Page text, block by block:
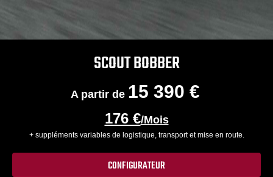
SCOUT BOBBER
A partir de 15 390 €
176 €/Mois
+ suppléments variables de logistique, transport et mise en route.
CONFIGURATEUR